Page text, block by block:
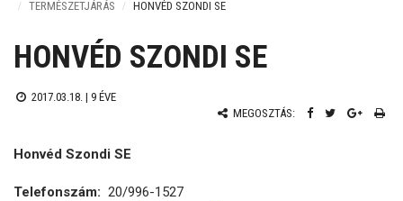
TERMÉSZETJÁRÁS
HONVÉD SZONDI SE
HONVÉD SZONDI SE
2017.03.18. | 9 ÉVE
MEGOSZTÁS:
Honvéd Szondi SE
Telefonszám: 20/996-1527